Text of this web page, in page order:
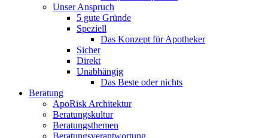
Unser Anspruch
5 gute Gründe
Speziell
Das Konzept für Apotheker
Sicher
Direkt
Unabhängig
Das Beste oder nichts
Beratung
ApoRisk Architektur
Beratungskultur
Beratungsthemen
Beratungsverantwortung